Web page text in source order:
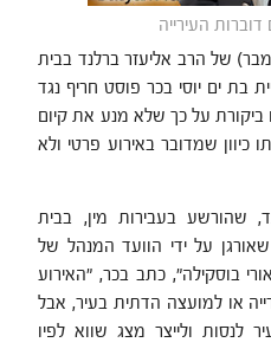
דוברות העירייה
19 בדצמבר) של הרב אליעזר ברלנד בבית
בת ים יוסי בכר פוסט חריף נגד
ביקורת על כך שלא מנע את קיום
כיוון שמדובר באירוע פרטי ולא
שהורשע בעבירות מין, בבית
על ידי הוועד המנהל של
בוסקילה", כתב בכר, "האירוע
או למועצה הדתית בעיר, אבל
לנסות ולייצר מצג שווא לפיו